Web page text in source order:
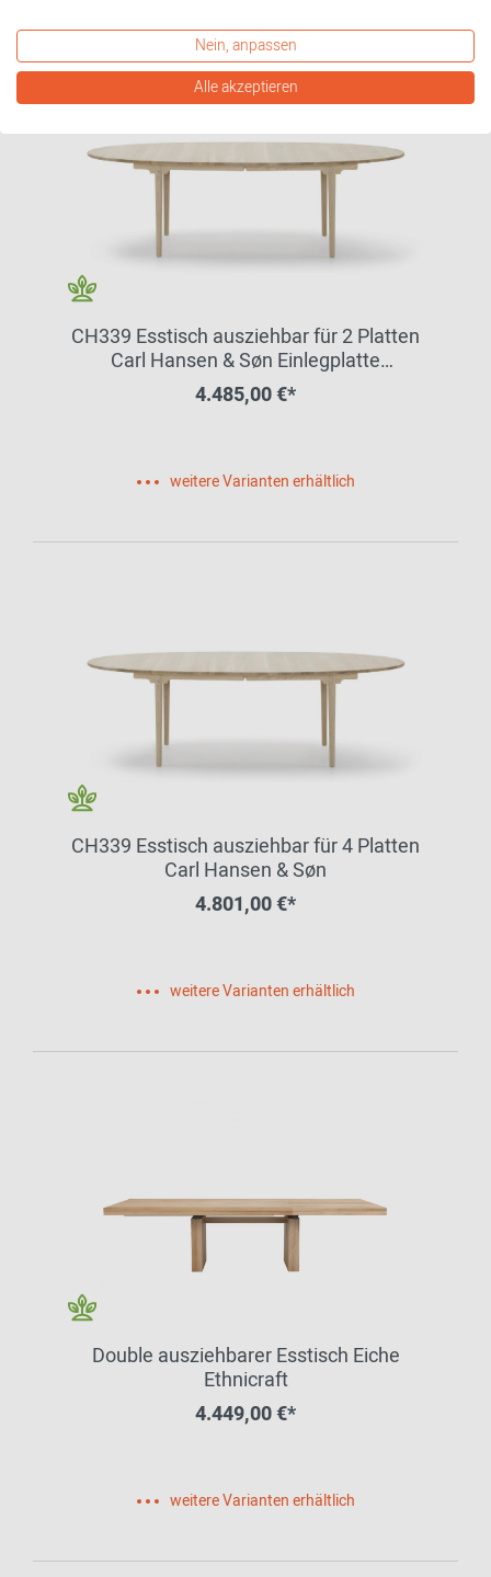
CH339 Esstisch ausziehbar für 2 Platten
Carl Hansen & Søn Einlegplatte
geschenkt!
4.485,00 €*
weitere Varianten erhältlich
CH339 Esstisch ausziehbar für 4 Platten
Carl Hansen & Søn
4.801,00 €*
weitere Varianten erhältlich
Double ausziehbarer Esstisch Eiche
Ethnicraft
4.449,00 €*
weitere Varianten erhältlich
Nein, anpassen
Alle akzeptieren